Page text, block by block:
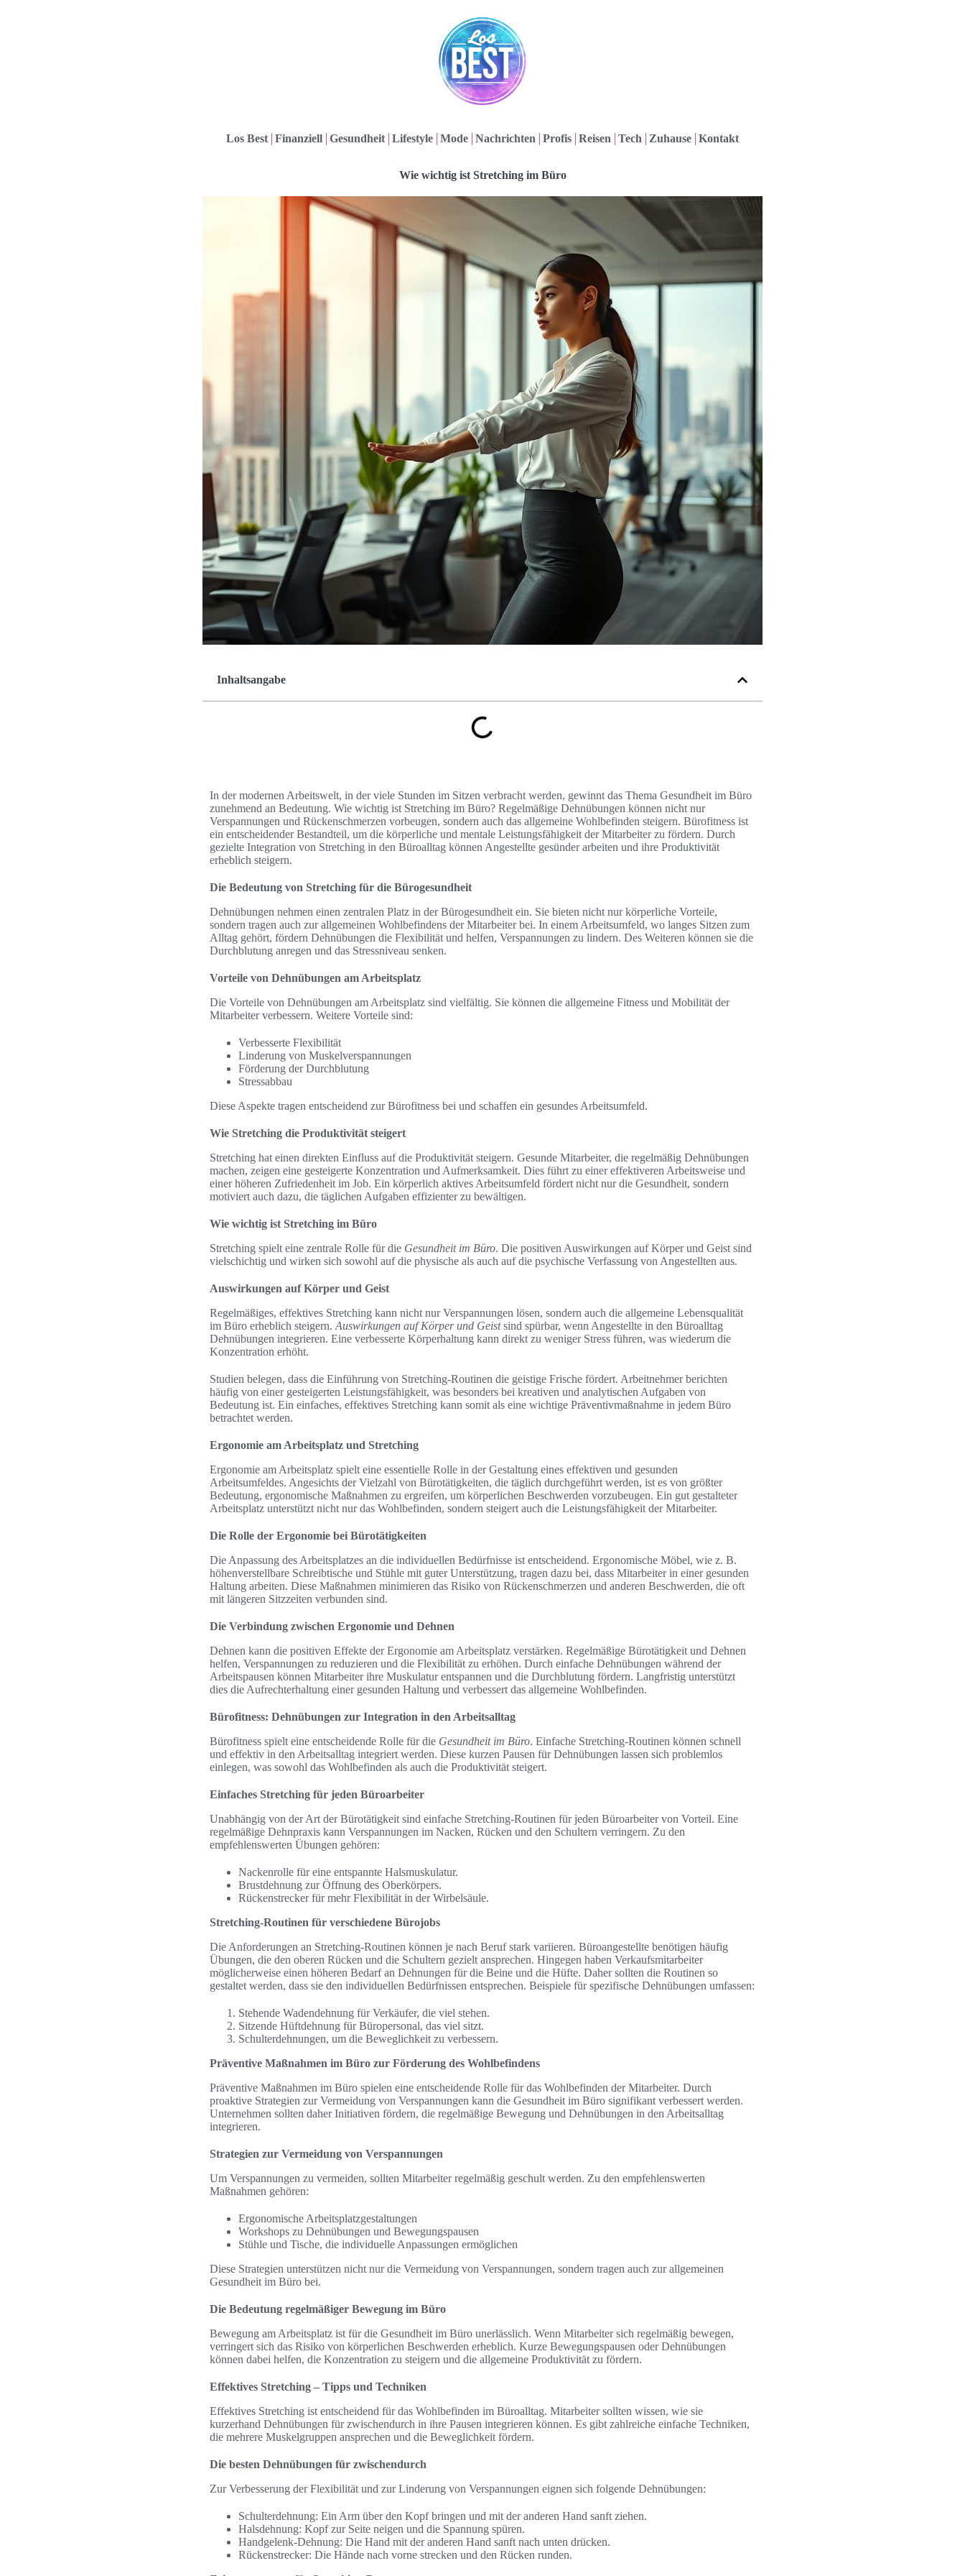
Los Best Finanziell Gesundheit Lifestyle Mode Nachrichten Profis Reisen Tech Zuhause Kontakt
Wie wichtig ist Stretching im Büro
Inhaltsangabe
In der modernen Arbeitswelt, in der viele Stunden im Sitzen verbracht werden, gewinnt das Thema Gesundheit im Büro
zunehmend an Bedeutung. Wie wichtig ist Stretching im Büro? Regelmäßige Dehnübungen können nicht nur
Verspannungen und Rückenschmerzen vorbeugen, sondern auch das allgemeine Wohlbefinden steigern. Bürofitness ist
ein entscheidender Bestandteil, um die körperliche und mentale Leistungsfähigkeit der Mitarbeiter zu fördern. Durch
gezielte Integration von Stretching in den Büroalltag können Angestellte gesünder arbeiten und ihre Produktivität
erheblich steigern.
Die Bedeutung von Stretching für die Bürogesundheit
Dehnübungen nehmen einen zentralen Platz in der Bürogesundheit ein. Sie bieten nicht nur körperliche Vorteile,
sondern tragen auch zur allgemeinen Wohlbefindens der Mitarbeiter bei. In einem Arbeitsumfeld, wo langes Sitzen zum
Alltag gehört, fördern Dehnübungen die Flexibilität und helfen, Verspannungen zu lindern. Des Weiteren können sie die
Durchblutung anregen und das Stressniveau senken.
Vorteile von Dehnübungen am Arbeitsplatz
Die Vorteile von Dehnübungen am Arbeitsplatz sind vielfältig. Sie können die allgemeine Fitness und Mobilität der
Mitarbeiter verbessern. Weitere Vorteile sind:
Verbesserte Flexibilität
Linderung von Muskelverspannungen
Förderung der Durchblutung
Stressabbau
Diese Aspekte tragen entscheidend zur Bürofitness bei und schaffen ein gesundes Arbeitsumfeld.
Wie Stretching die Produktivität steigert
Stretching hat einen direkten Einfluss auf die Produktivität steigern. Gesunde Mitarbeiter, die regelmäßig Dehnübungen
machen, zeigen eine gesteigerte Konzentration und Aufmerksamkeit. Dies führt zu einer effektiveren Arbeitsweise und
einer höheren Zufriedenheit im Job. Ein körperlich aktives Arbeitsumfeld fördert nicht nur die Gesundheit, sondern
motiviert auch dazu, die täglichen Aufgaben effizienter zu bewältigen.
Wie wichtig ist Stretching im Büro
Stretching spielt eine zentrale Rolle für die Gesundheit im Büro. Die positiven Auswirkungen auf Körper und Geist sind
vielschichtig und wirken sich sowohl auf die physische als auch auf die psychische Verfassung von Angestellten aus.
Auswirkungen auf Körper und Geist
Regelmäßiges, effektives Stretching kann nicht nur Verspannungen lösen, sondern auch die allgemeine Lebensqualität
im Büro erheblich steigern. Auswirkungen auf Körper und Geistsind spürbar, wenn Angestellte in den Büroalltag
Dehnübungen integrieren. Eine verbesserte Körperhaltung kann direkt zu weniger Stress führen, was wiederum die
Konzentration erhöht.
Studien belegen, dass die Einführung von Stretching-Routinen die geistige Frische fördert. Arbeitnehmer berichten
häufig von einer gesteigerten Leistungsfähigkeit, was besonders bei kreativen und analytischen Aufgaben von
Bedeutung ist. Ein einfaches, effektives Stretching kann somit als eine wichtige Präventivmaßnahme in jedem Büro
betrachtet werden.
Ergonomie am Arbeitsplatz und Stretching
Ergonomie am Arbeitsplatz spielt eine essentielle Rolle in der Gestaltung eines effektiven und gesunden
Arbeitsumfeldes. Angesichts der Vielzahl von Bürotätigkeiten, die täglich durchgeführt werden, ist es von größter
Bedeutung, ergonomische Maßnahmen zu ergreifen, um körperlichen Beschwerden vorzubeugen. Ein gut gestalteter
Arbeitsplatz unterstützt nicht nur das Wohlbefinden, sondern steigert auch die Leistungsfähigkeit der Mitarbeiter.
Die Rolle der Ergonomie bei Bürotätigkeiten
Die Anpassung des Arbeitsplatzes an die individuellen Bedürfnisse ist entscheidend. Ergonomische Möbel, wie z. B.
höhenverstellbare Schreibtische und Stühle mit guter Unterstützung, tragen dazu bei, dass Mitarbeiter in einer gesunden
Haltung arbeiten. Diese Maßnahmen minimieren das Risiko von Rückenschmerzen und anderen Beschwerden, die oft
mit längeren Sitzzeiten verbunden sind.
Die Verbindung zwischen Ergonomie und Dehnen
Dehnen kann die positiven Effekte der Ergonomie am Arbeitsplatz verstärken. Regelmäßige Bürotätigkeit und Dehnen
helfen, Verspannungen zu reduzieren und die Flexibilität zu erhöhen. Durch einfache Dehnübungen während der
Arbeitspausen können Mitarbeiter ihre Muskulatur entspannen und die Durchblutung fördern. Langfristig unterstützt
dies die Aufrechterhaltung einer gesunden Haltung und verbessert das allgemeine Wohlbefinden.
Bürofitness: Dehnübungen zur Integration in den Arbeitsalltag
Bürofitness spielt eine entscheidende Rolle für die Gesundheit im Büro. Einfache Stretching-Routinen können schnell
und effektiv in den Arbeitsalltag integriert werden. Diese kurzen Pausen für Dehnübungen lassen sich problemlos
einlegen, was sowohl das Wohlbefinden als auch die Produktivität steigert.
Einfaches Stretching für jeden Büroarbeiter
Unabhängig von der Art der Bürotätigkeit sind einfache Stretching-Routinen für jeden Büroarbeiter von Vorteil. Eine
regelmäßige Dehnpraxis kann Verspannungen im Nacken, Rücken und den Schultern verringern. Zu den
empfehlenswerten Übungen gehören:
Nackenrolle für eine entspannte Halsmuskulatur.
Brustdehnung zur Öffnung des Oberkörpers.
Rückenstrecker für mehr Flexibilität in der Wirbelsäule.
Stretching-Routinen für verschiedene Bürojobs
Die Anforderungen an Stretching-Routinen können je nach Beruf stark variieren. Büroangestellte benötigen häufig
Übungen, die den oberen Rücken und die Schultern gezielt ansprechen. Hingegen haben Verkaufsmitarbeiter
möglicherweise einen höheren Bedarf an Dehnungen für die Beine und die Hüfte. Daher sollten die Routinen so
gestaltet werden, dass sie den individuellen Bedürfnissen entsprechen. Beispiele für spezifische Dehnübungen umfassen:
Stehende Wadendehnung für Verkäufer, die viel stehen.
Sitzende Hüftdehnung für Büropersonal, das viel sitzt.
Schulterdehnungen, um die Beweglichkeit zu verbessern.
Präventive Maßnahmen im Büro zur Förderung des Wohlbefindens
Präventive Maßnahmen im Büro spielen eine entscheidende Rolle für das Wohlbefinden der Mitarbeiter. Durch
proaktive Strategien zur Vermeidung von Verspannungen kann die Gesundheit im Büro signifikant verbessert werden.
Unternehmen sollten daher Initiativen fördern, die regelmäßige Bewegung und Dehnübungen in den Arbeitsalltag
integrieren.
Strategien zur Vermeidung von Verspannungen
Um Verspannungen zu vermeiden, sollten Mitarbeiter regelmäßig geschult werden. Zu den empfehlenswerten
Maßnahmen gehören:
Ergonomische Arbeitsplatzgestaltungen
Workshops zu Dehnübungen und Bewegungspausen
Stühle und Tische, die individuelle Anpassungen ermöglichen
Diese Strategien unterstützen nicht nur die Vermeidung von Verspannungen, sondern tragen auch zur allgemeinen
Gesundheit im Büro bei.
Die Bedeutung regelmäßiger Bewegung im Büro
Bewegung am Arbeitsplatz ist für die Gesundheit im Büro unerlässlich. Wenn Mitarbeiter sich regelmäßig bewegen,
verringert sich das Risiko von körperlichen Beschwerden erheblich. Kurze Bewegungspausen oder Dehnübungen
können dabei helfen, die Konzentration zu steigern und die allgemeine Produktivität zu fördern.
Effektives Stretching – Tipps und Techniken
Effektives Stretching ist entscheidend für das Wohlbefinden im Büroalltag. Mitarbeiter sollten wissen, wie sie
kurzerhand Dehnübungen für zwischendurch in ihre Pausen integrieren können. Es gibt zahlreiche einfache Techniken,
die mehrere Muskelgruppen ansprechen und die Beweglichkeit fördern.
Die besten Dehnübungen für zwischendurch
Zur Verbesserung der Flexibilität und zur Linderung von Verspannungen eignen sich folgende Dehnübungen:
Schulterdehnung: Ein Arm über den Kopf bringen und mit der anderen Hand sanft ziehen.
Halsdehnung: Kopf zur Seite neigen und die Spannung spüren.
Handgelenk-Dehnung: Die Hand mit der anderen Hand sanft nach unten drücken.
Rückenstrecker: Die Hände nach vorne strecken und den Rücken runden.